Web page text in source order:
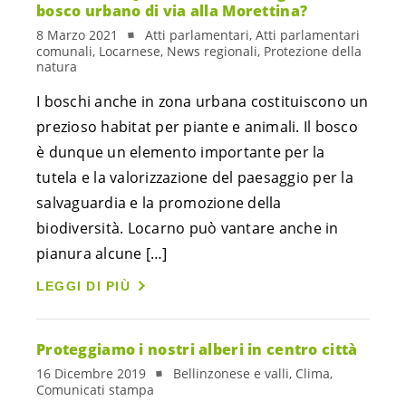
bosco urbano di via alla Morettina?
8 Marzo 2021
Atti parlamentari, Atti parlamentari
comunali, Locarnese, News regionali, Protezione della
natura
I boschi anche in zona urbana costituiscono un
prezioso habitat per piante e animali. Il bosco
è dunque un elemento importante per la
tutela e la valorizzazione del paesaggio per la
salvaguardia e la promozione della
biodiversità. Locarno può vantare anche in
pianura alcune […]
LEGGI DI PIÙ
Proteggiamo i nostri alberi in centro città
16 Dicembre 2019
Bellinzonese e valli, Clima,
Comunicati stampa